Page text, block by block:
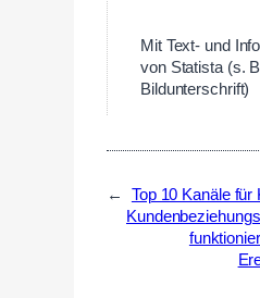
Mit Text- und
von Statista (s.
Bildunterschrift)
←
Top 10 Kanäle für